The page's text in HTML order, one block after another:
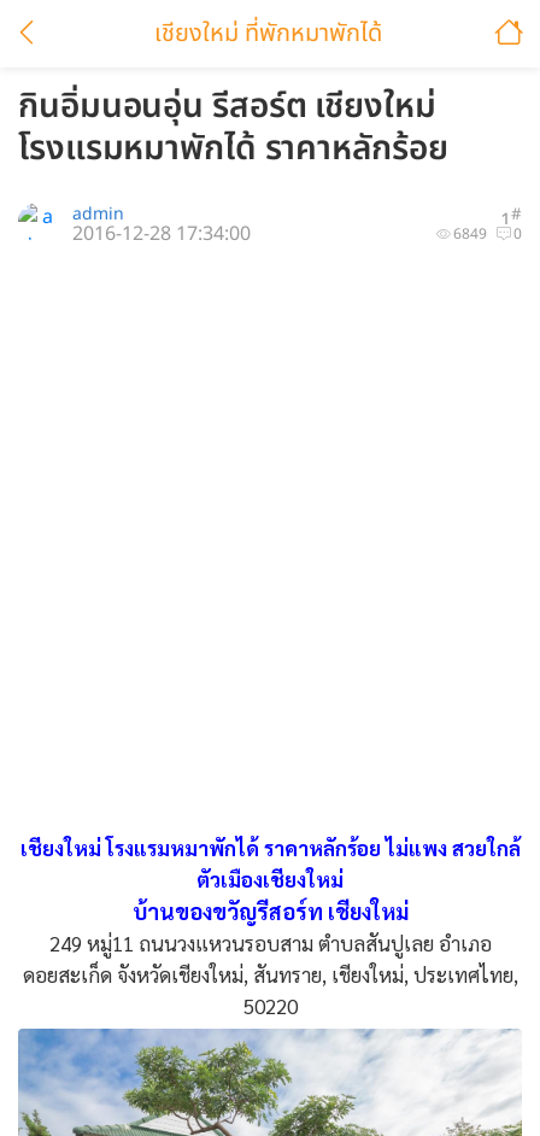
เชียงใหม่ ที่พักหมาพักได้
กินอิ่มนอนอุ่น รีสอร์ต เชียงใหม่
โรงแรมหมาพักได้ ราคาหลักร้อย
1#
admin
6849 0
2016-12-28 17:34:00
เชียงใหม่ โรงแรมหมาพักได้ ราคาหลักร้อย ไม่แพง สวยใกล้
ตัวเมืองเชียงใหม่
บ้านของขวัญรีสอร์ท เชียงใหม่
249 หมู่11 ถนนวงแหวนรอบสาม ตำบลสันปูเลย อำเภอ
ดอยสะเก็ด จังหวัดเชียงใหม่, สันทราย, เชียงใหม่, ประเทศไทย,
50220